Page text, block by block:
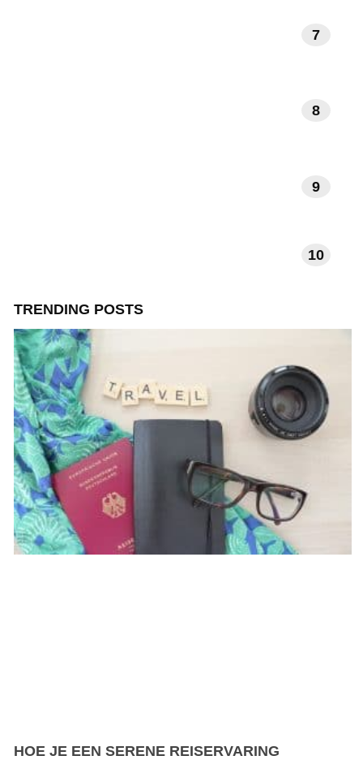
7
8
9
10
TRENDING POSTS
HOE JE EEN SERENE REISERVARING